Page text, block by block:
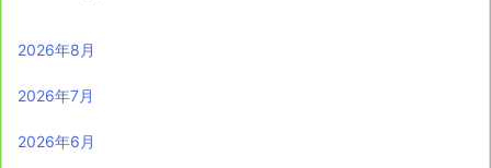
2026年8月
2026年7月
2026年6月